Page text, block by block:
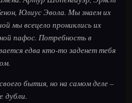
Юлиус Эвола. Мы знаем их
мы всецело прониклись их
пафос. Потребность в
едва кто-то заденет тебя
бытия, но на самом деле –
дубли.